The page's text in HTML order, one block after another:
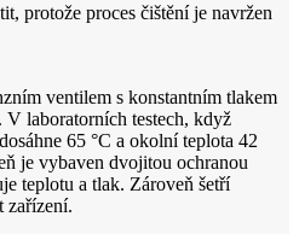
protože proces čištění je navržen
ventilem s konstantním tlakem
laboratorních testech, když
65 °C a okolní teplota 42
je vybaven dvojitou ochranou
teplotu a tlak. Zároveň šetří
zařízení.